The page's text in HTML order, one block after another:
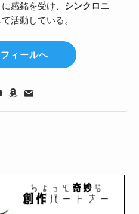
感銘を受け、 シンクロニ
活動している。
ィールへ